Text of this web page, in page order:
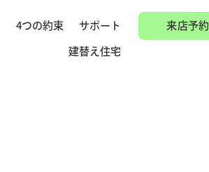
4つの約束 サポート
建替え住宅
来店予約